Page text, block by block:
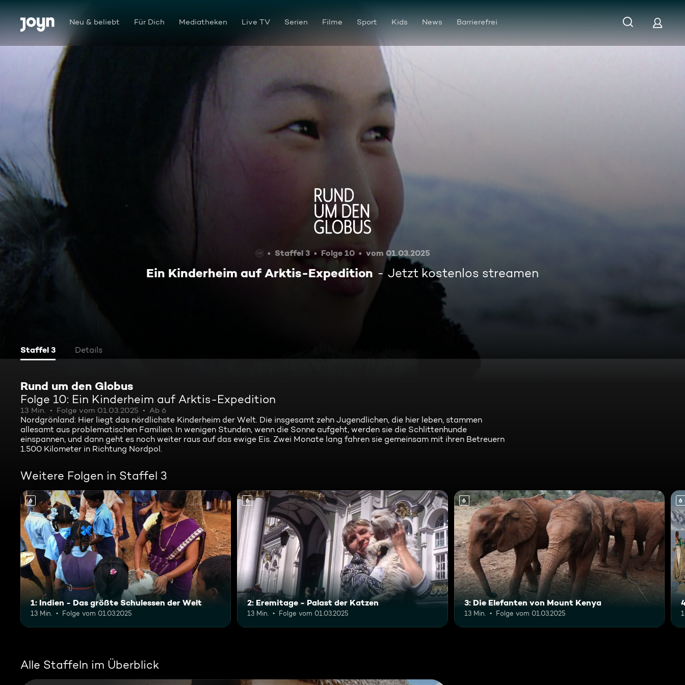
Zum Inhalt springen
Barrierefrei Neu & beliebt Für Dich Mediatheken Live TV Serien Filme Sport Kids News Barrierefrei
Ein Kinderheim auf Arktis-Expedition
Staffel 3 Folge 10 vom 01.03.2025
Ein Kinderheim auf Arktis-Expedition Jetzt kostenlos streamen
Staffel 3 Details
Rund um den Globus
Folge 10: Ein Kinderheim auf Arktis-Expedition
13 Min. Folge vom 01.03.2025 Ab 6
Nordgrönland: Hier liegt das nördlichste Kinderheim der Welt. Die insgesamt zehn Jugendlichen, die hier leben, stammen
allesamt aus problematischen Familien. In wenigen Stunden, wenn die Sonne aufgeht, werden sie die Schlittenhunde
einspannen, und dann geht es noch weiter raus auf das ewige Eis. Zwei Monate lang fahren sie gemeinsam mit ihren Betreuern
1.500 Kilometer in Richtung Nordpol.
Weitere Folgen in Staffel 3
6
1: Indien - Das größte Schulessen der Welt
13 Min. Folge vom 01.03.2025
6
2: Eremitage - Palast der Katzen
13 Min. Folge vom 01.03.2025
6
3: Die Elefanten von Mount Kenya
13 Min. Folge vom 01.03.2025
6
Alle Staffeln im Überblick